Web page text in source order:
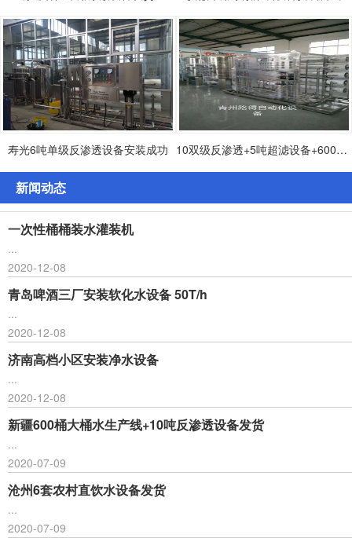
寿光6吨单级反渗透设备安装成功 10双级反渗透+5吨超滤设备+600桶灌装生产设备发货
新闻动态
一次性桶桶装水灌装机
...
2020-12-08
青岛啤酒三厂安装软化水设备 50T/h
...
2020-12-08
济南高档小区安装净水设备
...
2020-12-08
新疆600桶大桶水生产线+10吨反渗透设备发货
...
2020-07-09
沧州6套农村直饮水设备发货
...
2020-07-09